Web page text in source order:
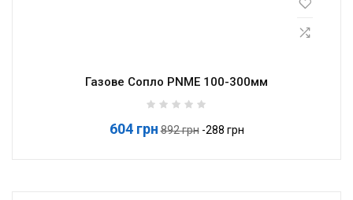
Газове Сопло PNME 100-300мм
604 грнБазова
892 грн -288 грн